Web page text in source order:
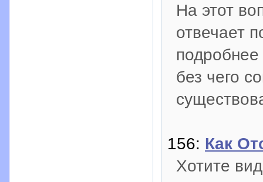
На этот
отвечает
без чего
156: Как
Хотите